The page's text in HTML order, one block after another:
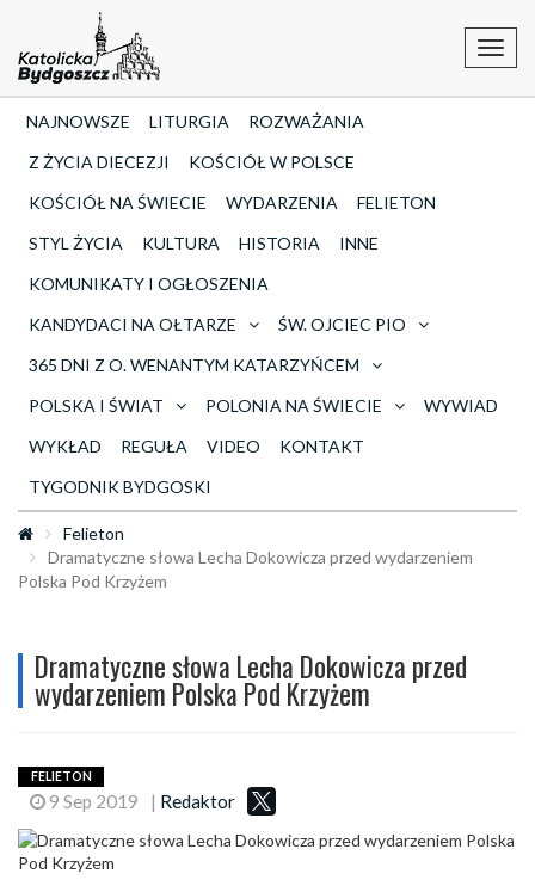
NAJNOWSZE LITURGIA
ROZWAŻANIA
Z ŻYCIA DIECEZJI
KOŚCIÓŁ W POLSCE
KOŚCIÓŁ NA ŚWIECIE
WYDARZENIA
FELIETON
STYL ŻYCIA
KULTURA HISTORIA
INNE
KOMUNIKATY I OGŁOSZENIA
KANDYDACI NA OŁTARZE
ŚW. OJCIEC PIO
365 DNI Z O. WENANTYM KATARZYŃCEM
POLSKA I ŚWIAT
POLONIA NA ŚWIECIE
WYWIAD
WYKŁAD
REGUŁA VIDEO
KONTAKT
TYGODNIK BYDGOSKI
Felieton
Dramatyczne słowa Lecha Dokowicza przed wydarzeniem
Polska Pod Krzyżem
Dramatyczne słowa Lecha Dokowicza przed
wydarzeniem Polska Pod Krzyżem
FELIETON
9 Sep 2019 | Redaktor